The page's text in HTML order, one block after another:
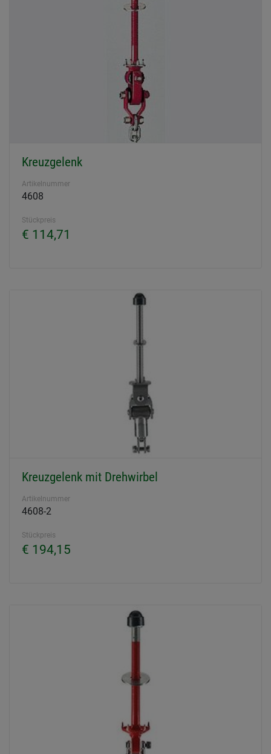
Kreuzgelenk
Artikelnummer
4608
Stückpreis
€ 114,71
Kreuzgelenk mit Drehwirbel
Artikelnummer
4608-2
Stückpreis
€ 194,15